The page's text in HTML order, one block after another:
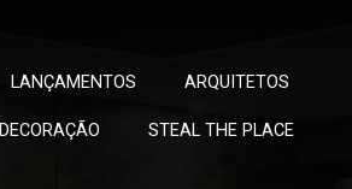
LANÇAMENTOS ARQUITETOS
DECORAÇÃO STEAL THE PLACE